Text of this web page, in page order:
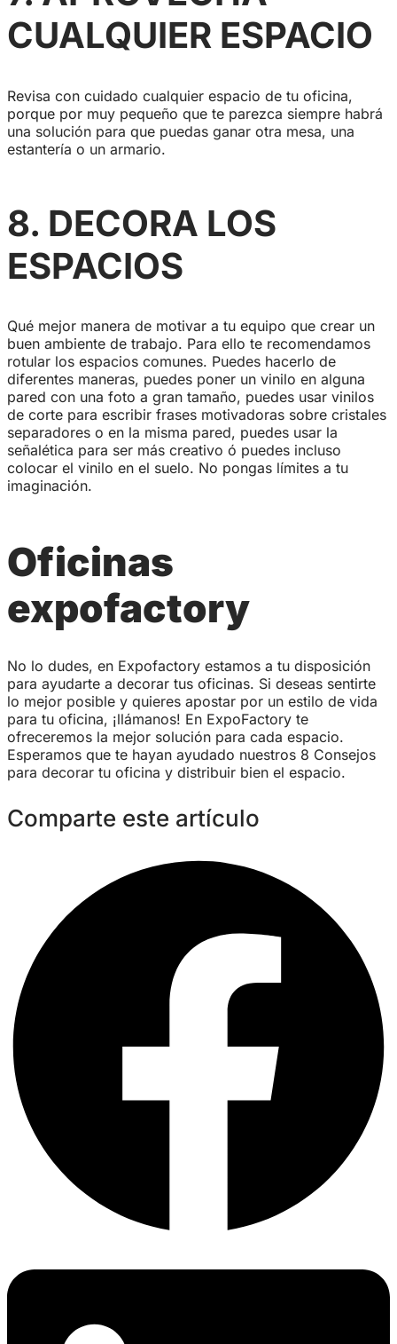
CUALQUIER ESPACIO
Revisa con cuidado cualquier espacio de tu oficina,
porque por muy pequeño que te parezca siempre habrá
una solución para que puedas ganar otra mesa, una
estantería o un armario.
8. DECORA LOS
ESPACIOS
Qué mejor manera de motivar a tu equipo que crear un
buen ambiente de trabajo. Para ello te recomendamos
rotular los espacios comunes. Puedes hacerlo de
diferentes maneras, puedes poner un vinilo en alguna
pared con una foto a gran tamaño, puedes usar vinilos
de corte para escribir frases motivadoras sobre cristales
separadores o en la misma pared, puedes usar la
señalética para ser más creativo ó puedes incluso
colocar el vinilo en el suelo. No pongas límites a tu
imaginación.
Oficinas
expofactory
No lo dudes, en Expofactory estamos a tu disposición
para ayudarte a decorar tus oficinas. Si deseas sentirte
lo mejor posible y quieres apostar por un estilo de vida
para tu oficina, ¡llámanos! En ExpoFactory te
ofreceremos la mejor solución para cada espacio.
Esperamos que te hayan ayudado nuestros 8 Consejos
para decorar tu oficina y distribuir bien el espacio.
Comparte este artículo